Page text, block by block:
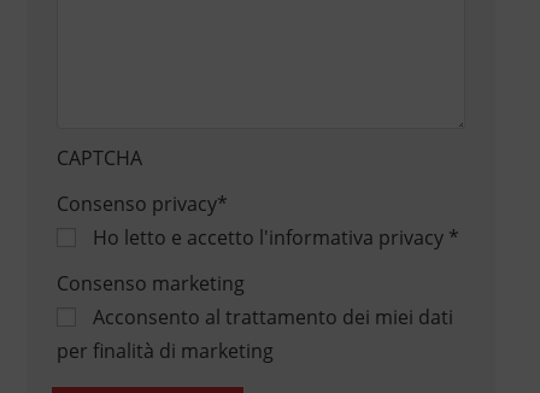
CAPTCHA
Consenso privacy*
Ho letto e accetto l'informativa privacy*
Consenso marketing
Acconsento al trattamento dei miei dati
per finalità di marketing